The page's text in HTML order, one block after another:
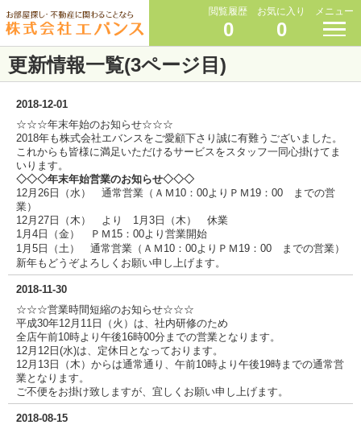
閲覧履歴
0
お気に入り
0
メニュー
更新情報一覧(3ページ目)
2018-12-01
☆☆☆年末年始のお知らせ☆☆☆
2018年も株式会社エバンスをご愛顧下さり誠に有難うございました。
これからも皆様に満足いただけるサービスをスタッフ一同心掛けてま
いります。
◇◇◇年末年始営業のお知らせ◇◇◇
12月26日（水） 通常営業（ＡＭ10：00よりＰＭ19：00 までの営
業）
12月27日（木） より 1月3日（木） 休業
1月4日（金） ＰＭ15：00より営業開始
1月5日（土） 通常営業（ＡＭ10：00よりＰＭ19：00 までの営業）
新年もどうぞよろしくお願い申し上げます。
2018-11-30
☆☆☆営業時間短縮のお知らせ☆☆☆
平成30年12月11日（火）は、社内研修のため
全店午前10時より午後16時00分までの営業となります。
12月12日(水)は、定休日となっております。
12月13日（木）からは通常通り、午前10時より午後19時までの通常営
業となります。
ご不便をお掛け致しますが、宜しくお願い申し上げます。
2018-08-15